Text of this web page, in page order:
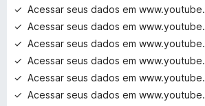
Acessar seus dados em
Acessar seus dados em
Acessar seus dados em
Acessar seus dados em
Acessar seus dados em
Acessar seus dados em